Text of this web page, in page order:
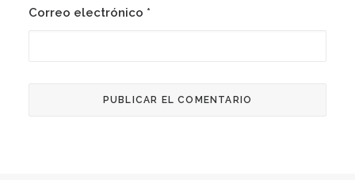
Correo electrónico *